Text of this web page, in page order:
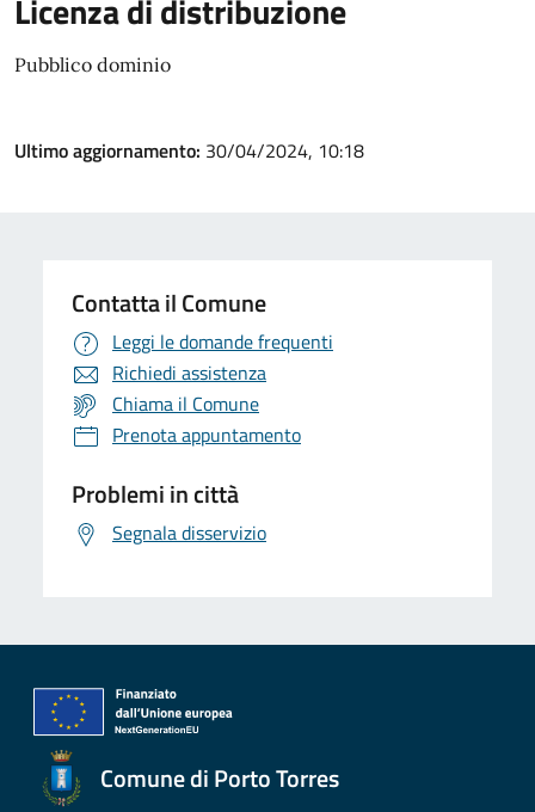
Licenza di distribuzione
Pubblico dominio
Ultimo aggiornamento: 30/04/2024, 10:18
Contatta il Comune
Leggi le domande frequenti
Richiedi assistenza
Chiama il Comune
Prenota appuntamento
Problemi in città
Segnala disservizio
Comune di Porto Torres